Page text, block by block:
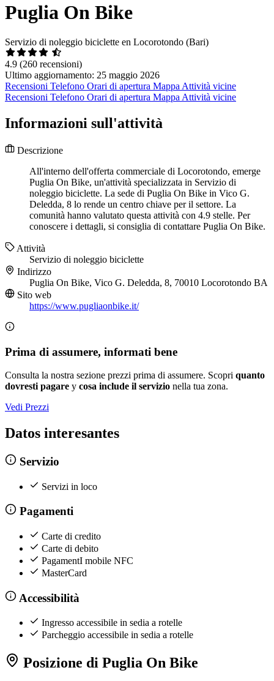
Puglia On Bike
Servizio di noleggio biciclette en Locorotondo (Bari)
4.9 (260 recensioni)
Ultimo aggiornamento: 25 maggio 2026
Recensioni Telefono Orari di apertura Mappa Attività vicine
Recensioni Telefono Orari di apertura Mappa Attività vicine
Informazioni sull'attività
Descrizione
All'interno dell'offerta commerciale di Locorotondo, emerge
Puglia On Bike, un'attività specializzata in Servizio di
noleggio biciclette. La sede di Puglia On Bike in Vico G.
Deledda, 8 lo rende un centro chiave per il settore. La
comunità hanno valutato questa attività con 4.9 stelle. Per
conoscere i dettagli, si consiglia di contattare Puglia On Bike.
Attività
Servizio di noleggio biciclette
Indirizzo
Puglia On Bike, Vico G. Deledda, 8, 70010 Locorotondo BA
Sito web
https://www.pugliaonbike.it/
Prima di assumere, informati bene
Consulta la nostra sezione prezzi prima di assumere. Scopri quanto
dovresti pagare y cosa include il servizio nella tua zona.
Vedi Prezzi
Datos interesantes
Servizio
Servizi in loco
Pagamenti
Carte di credito
Carte di debito
PagamentI mobile NFC
MasterCard
Accessibilità
Ingresso accessibile in sedia a rotelle
Parcheggio accessibile in sedia a rotelle
Posizione di Puglia On Bike